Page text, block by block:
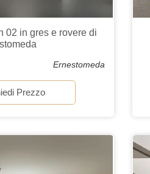
02 in gres e rovere di
Ernestomeda
Prezzo